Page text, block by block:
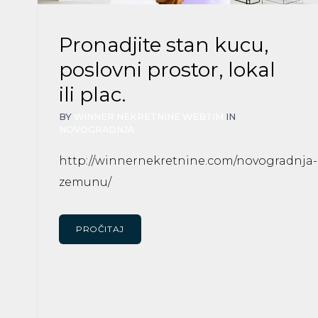
Pronadjite stan kucu,
poslovni prostor, lokal
ili plac.
BY
IN
http://winnernekretnine.com/
zemunu/
PROČITAJ